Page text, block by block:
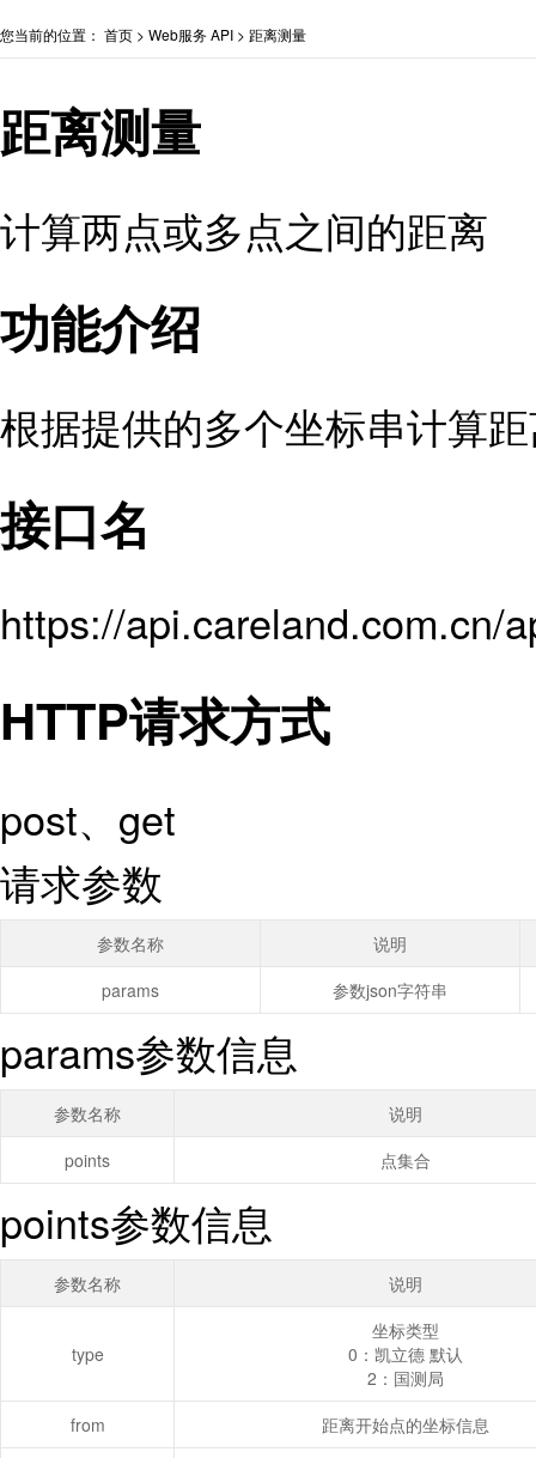
您当前的位置： 首页 > Web服务 API > 距离测量
距离测量
计算两点或多点之间的距离
功能介绍
根据提供的多个坐标串计算
接口名
https://api.careland.com.cn/
HTTP请求方式
post、get
请求参数
参数名称
说明
params
参数json字符串
params参数信息
参数名称
说明
points
点集合
points参数信息
参数名称 说明
type
坐标类型
0：凯立德 默认
2：国测局
from
距离开始点的坐标信息